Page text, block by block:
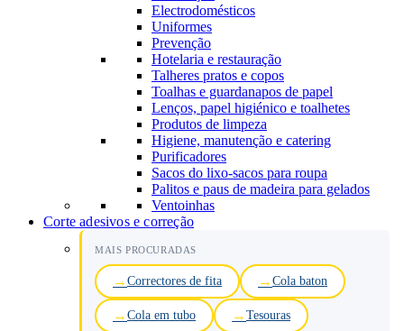
Electrodomésticos
Uniformes
Prevenção
Hotelaria e restauração
Talheres pratos e copos
Toalhas e guardanapos de papel
Lenços, papel higiénico e toalhetes
Produtos de limpeza
Higiene, manutenção e catering
Purificadores
Sacos do lixo-sacos para roupa
Palitos e paus de madeira para gelados
Ventoinhas
Corte adesivos e correção
MAIS PROCURADAS
Correctores de fita Cola baton
Cola em tubo Tesouras